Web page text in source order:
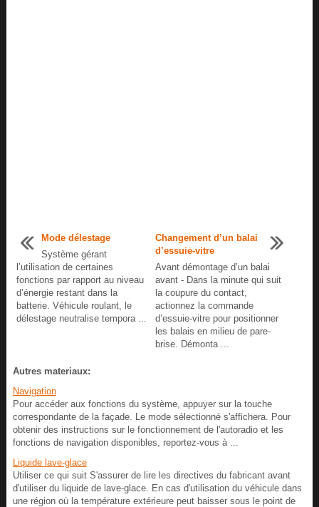
Mode délestage
Système gérant
l’utilisation de certaines
fonctions par rapport au niveau
d’énergie restant dans la
batterie. Véhicule roulant, le
délestage neutralise tempora ...
Changement d’un balai
d’essuie-vitre
Avant démontage d’un balai
avant - Dans la minute qui suit
la coupure du contact,
actionnez la commande
d’essuie-vitre pour positionner
les balais en milieu de pare-
brise. Démonta ...
Autres materiaux:
Navigation
Pour accéder aux fonctions du système, appuyer sur la touche
correspondante de la façade. Le mode sélectionné s'affichera. Pour
obtenir des instructions sur le fonctionnement de l'autoradio et les
fonctions de navigation disponibles, reportez-vous à ...
Liquide lave-glace
Utiliser ce qui suit S'assurer de lire les directives du fabricant avant
d'utiliser du liquide de lave-glace. En cas d'utilisation du véhicule dans
une région où la température extérieure peut baisser sous le point de